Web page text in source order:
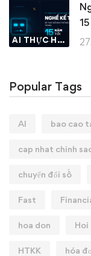
AI THỰC HÀNH
Popular Tags
AI bao cao
cap nhat chinh
chuyển đổi số
Fast
hoa don Hoi
HTKK hóa